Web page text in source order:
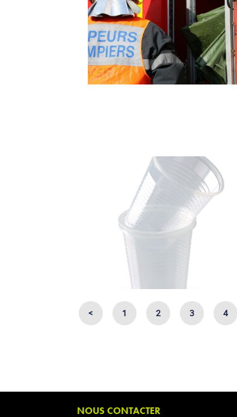
< 1 2 3 4
NOUS CONTACTER